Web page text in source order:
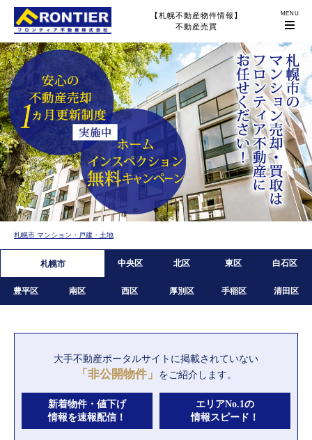
【札幌不動産物件情報】
不動産売買
札幌市 マンション・戸建・土地
札幌市 中央区 北区 東区 白石区
豊平区 南区 西区 厚別区 手稲区 清田区
大手不動産ポータルサイトに掲載されていない
「非公開物件」 をご紹介します。
新着物件・値下げ
情報を速報配信！
エリアNo.1の
情報スピード！